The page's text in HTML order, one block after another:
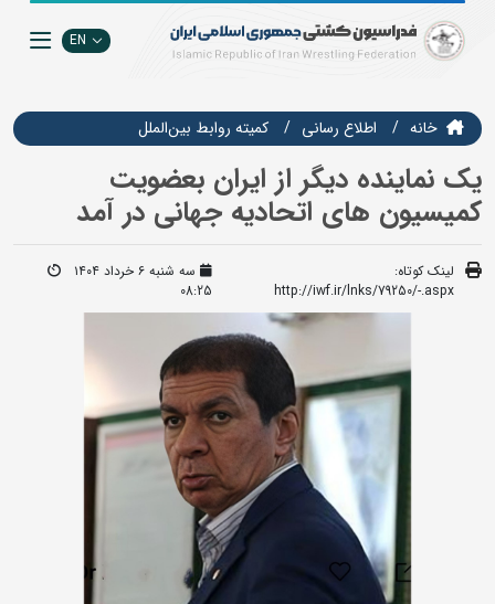
EN
خانه اطلاع رسانی كميته روابط بين‌الملل
یک نماینده دیگر از ایران بعضویت
کمیسیون های اتحادیه جهانی در آمد
لینک کوتاه:
http://iwf.ir/lnks/79250/-.aspx
سه شنبه ۶ خرداد ۱۴۰۴
08:25